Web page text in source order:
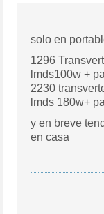
solo en
1296 Transverter LT23S + preamp Ssb-sp-23 +
lmds100w +
2230 transverter 13cm ssb +preamp ssb13cm+
y en breve
en casa